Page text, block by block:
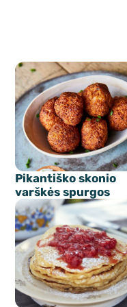
Pikantiško skonio
varškės spurgos